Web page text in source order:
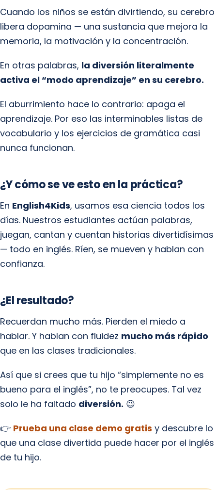
Cuando los niños se están divirtiendo, su cerebro
libera dopamina — una sustancia que mejora la
memoria, la motivación y la concentración.
En otras palabras, la diversión literalmente
activa el “modo aprendizaje” en su cerebro.
El aburrimiento hace lo contrario: apaga el
aprendizaje. Por eso las interminables listas de
vocabulario y los ejercicios de gramática casi
nunca funcionan.
¿Y cómo se ve esto en la práctica?
En English4Kids, usamos esa ciencia todos los
días. Nuestros estudiantes actúan palabras,
juegan, cantan y cuentan historias divertidísimas
— todo en inglés. Ríen, se mueven y hablan con
confianza.
¿El resultado?
Recuerdan mucho más. Pierden el miedo a
hablar. Y hablan con fluidez mucho más rápido
que en las clases tradicionales.
Así que si crees que tu hijo “simplemente no es
bueno para el inglés”, no te preocupes. Tal vez
solo le ha faltado diversión. 😉
👉 Prueba una clase demo gratis y descubre lo
que una clase divertida puede hacer por el inglés
de tu hijo.